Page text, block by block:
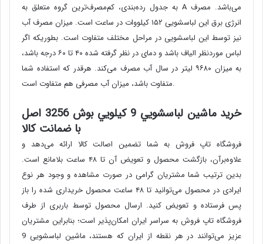
به جدول رده‌بندی، کم‌مصرف‌ترین گروه متعلق به A می‌باشد. مصرف
انرژی برق این لباسشویی ۱۵۲ کیلووات در ساعت است. میزان مصرف آب
نیز توسط این لباسشویی در مراحل مختلف متفاوت است. بطوریکه اگر
لباس موردنظر الیاف باشد و دمای در نظر گرفته شده ۴۰ تا ۶۰ درجه باشد،
به میزان ۹۶۸۰ لیتر در سال آب مصرف می‌کند. هرقدر که استفاده شما
متفاوت باشد، میزان آب مصرفی هم متفاوت است.
خرید ماشين لباسشويي 9 کيلويي بوش 3256 اصل
با ضمانت کالا
فروشگاه تاپ فروش به شما تضمین اصالت کالا ارائه می‌دهد و
علاوه‌برآن، بازگشت محصول و تعویض آن تا ۴۸ ساعت بلامانع است.
بدین ترتیب شما مشتریان گرامی در صورت مشاهده و وجود هر نوع
ایرادی در محصول می‌توانید تا ۴۸ ساعت محصول خریداری شده را باز
پس فرستاده و تعویض کنید. ارسال محصول توسط باربری از طرف
فروشگاه تاپ فروش به سراسر ایران امکان‌پذیر است؛ بنابراین مشتریان
عزیز می‌توانند در هر نقطه از ایران که هستند، ماشین لباسشویی 9